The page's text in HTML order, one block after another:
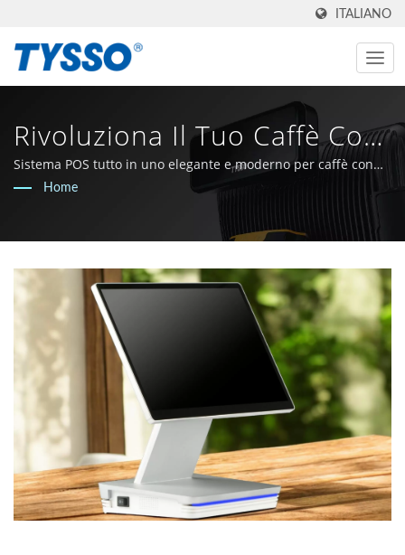
ITALIANO
Rivoluziona Il Tuo Caffè Con
Un Sistema POS Sofisticato |
Produttore AIDC E POS Di
Taiwan Dal 1981 |
FAMETECH INC
Sistema POS tutto in uno elegante e moderno per caffè con
design ultra-sottile
Home